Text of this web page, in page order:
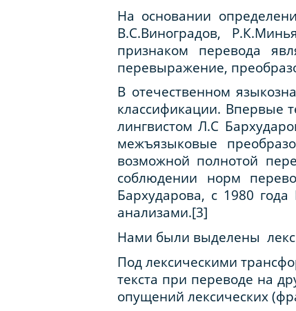
На основании
В.С.Виноградов,
признаком перевода
перевыражение,
В отечественном
классификации. Впервые
лингвистом Л.С
межъязыковые
возможной полнотой
соблюдении норм
Бархударова, с 1980
анализами.[3]
Нами были выделены
Под лексическими
текста при переводе на
опущений лексических